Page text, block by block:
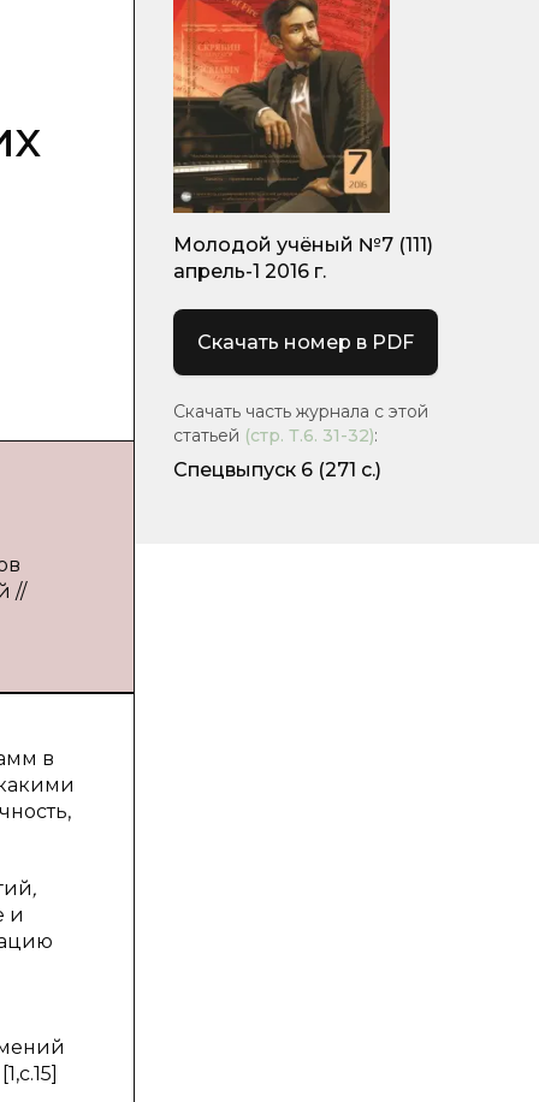
//
в
,
и
Молодой учёный №7 (111)
апрель-1 2016 г.
Скачать номер в PDF
Скачать часть журнала с этой
статьей (стр. Т.6. 31-32):
Спецвыпуск 6 (271 с.)